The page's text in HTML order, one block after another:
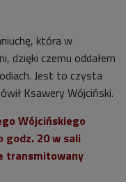
która w
dzięki czemu oddałem
Jest to czysta
Ksawery Wójciński.
Wójcińskiego
godz. 20 w sali
transmitowany